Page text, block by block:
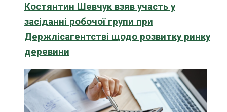
Костянтин Шевчук взяв участь у
засіданні робочої групи при
Держлісагентстві щодо розвитку ринку
деревини